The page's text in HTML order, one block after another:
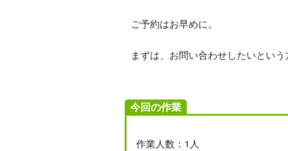
ご予約はお早めに。
まずは、お問い合わせしたいとい
今回の作業
作業人数：1人